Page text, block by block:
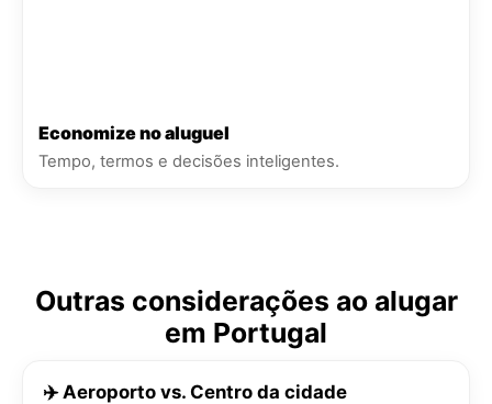
Economize no aluguel
Tempo, termos e decisões inteligentes.
Outras considerações ao alugar
em Portugal
✈️ Aeroporto vs. Centro da cidade